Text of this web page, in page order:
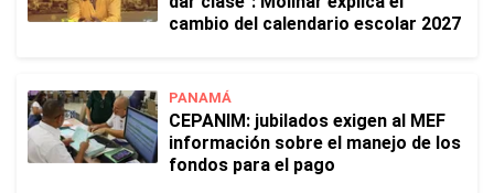
cambio del calendario escolar 2027
PANAMÁ
CEPANIM: jubilados exigen al MEF
información sobre el manejo de los
fondos para el pago